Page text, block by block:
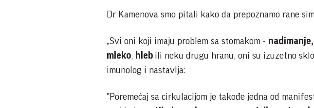
Dr Kamenova smo pitali kako da prepoznamo rane
„Svi oni koji imaju problem sa stomakom -
mleko, hleb ili neku drugu hranu, oni su izuzetno
imunolog i nastavlja:
"Poremećaj sa cirkulacijom je takođe jedna od